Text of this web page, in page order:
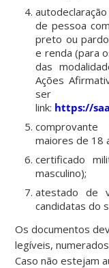
de pessoa
preto ou
e renda (para
das
Ações
ser
link: https://
maiores de 18
certificado
masculino);
atestado de
candidatas do
Os documentos
legíveis,
Caso não estejam